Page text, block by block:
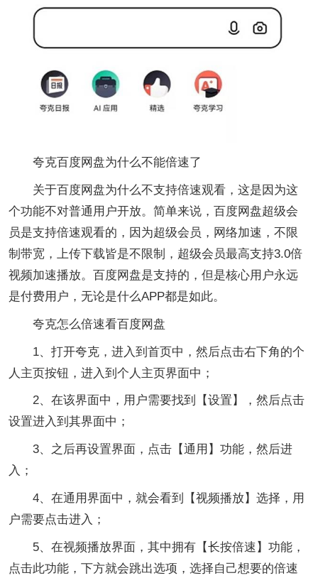
夸克百度网盘为什么不能倍速了
关于百度网盘为什么不支持倍速观看，这是因为这
个功能不对普通用户开放。简单来说，百度网盘超级会
员是支持倍速观看的，因为超级会员，网络加速，不限
制带宽，上传下载皆是不限制，超级会员最高支持3.0倍
视频加速播放。百度网盘是支持的，但是核心用户永远
是付费用户，无论是什么APP都是如此。
夸克怎么倍速看百度网盘
1、打开夸克，进入到首页中，然后点击右下角的个
人主页按钮，进入到个人主页界面中；
2、在该界面中，用户需要找到【设置】，然后点击
设置进入到其界面中；
3、之后再设置界面，点击【通用】功能，然后进
入；
4、在通用界面中，就会看到【视频播放】选择，用
户需要点击进入；
5、在视频播放界面，其中拥有【长按倍速】功能，
点击此功能，下方就会跳出选项，选择自己想要的倍速